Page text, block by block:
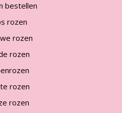
bestellen
rozen
rozen
rozen
rozen
rozen